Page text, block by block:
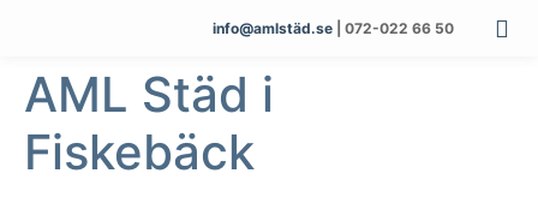
info@amlstäd.se| 072-022 66 50
AML Städ i
Fiskebäck